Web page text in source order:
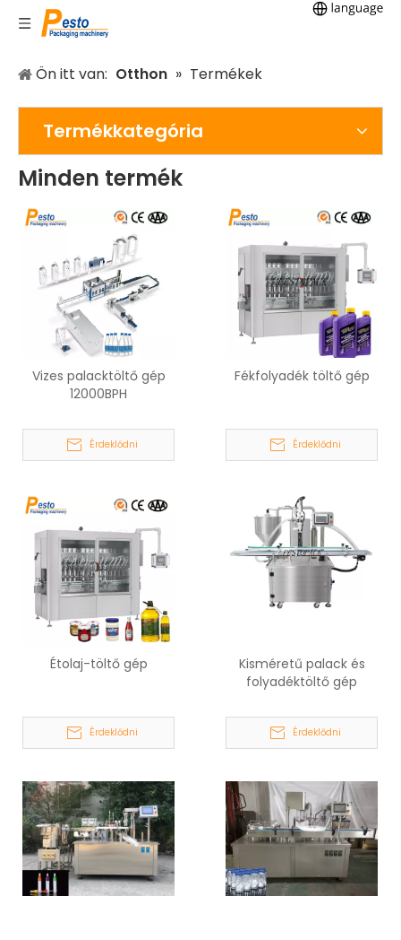
Ön itt van: Otthon » Termékek
Termékkategória
Minden termék
Vizes palacktöltő gép
12000BPH
Érdeklődni
Fékfolyadék töltő gép
Érdeklődni
Étolaj-töltő gép
Érdeklődni
Kisméretű palack és
folyadéktöltő gép
Érdeklődni